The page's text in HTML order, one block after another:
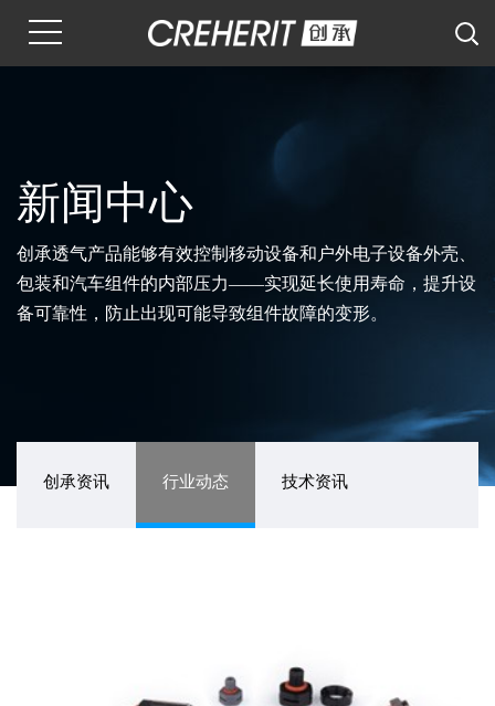
新闻中心
创承透气产品能够有效控制移动设备和户外电子设备外壳、
包装和汽车组件的内部压力——实现延长使用寿命，提升设
备可靠性，防止出现可能导致组件故障的变形。
创承资讯 行业动态 技术资讯